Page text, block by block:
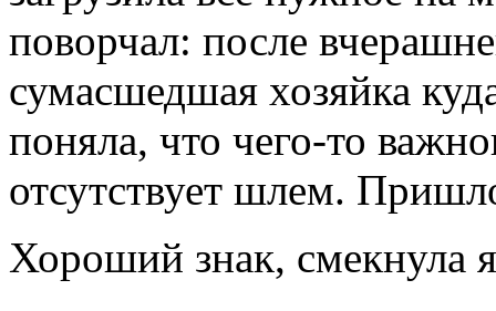
поворчал: после
сумасшедшая хозяйка
поняла, что чего-то
отсутствует шлем.
Хороший знак, смекнула